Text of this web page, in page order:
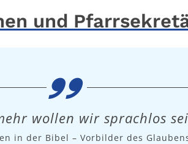
und
wollen wir sprachlos
in der Bibel – Vorbilder des